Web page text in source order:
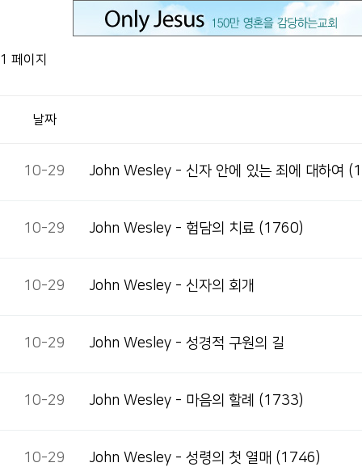
1 페이지
날짜
10-29 John Wesley - 신자 안에 있는 죄에 대하여
10-29 John Wesley - 험담의 치료 (1760)
10-29 John Wesley - 신자의 회개
10-29 John Wesley - 성경적 구원의 길
10-29 John Wesley - 마음의 할례 (1733)
10-29 John Wesley - 성령의 첫 열매 (1746)